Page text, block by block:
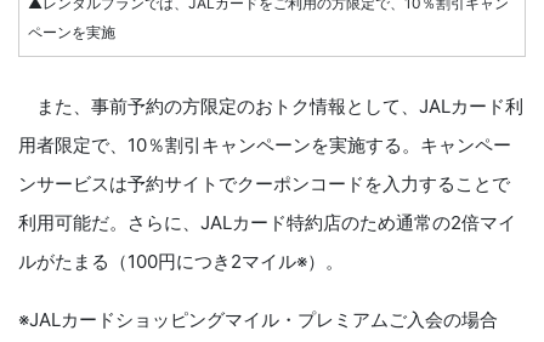
ペーンを実施
また、事前予約の方限定のおトク情報として、JALカード利
用者限定で、10％割引キャンペーンを実施する。キャンペー
ンサービスは予約サイトでクーポンコードを入力することで
利用可能だ。さらに、JALカード特約店のため通常の2倍マイ
ルがたまる（100円につき2マイル※）。
※JALカードショッピングマイル・プレミアムご入会の場合